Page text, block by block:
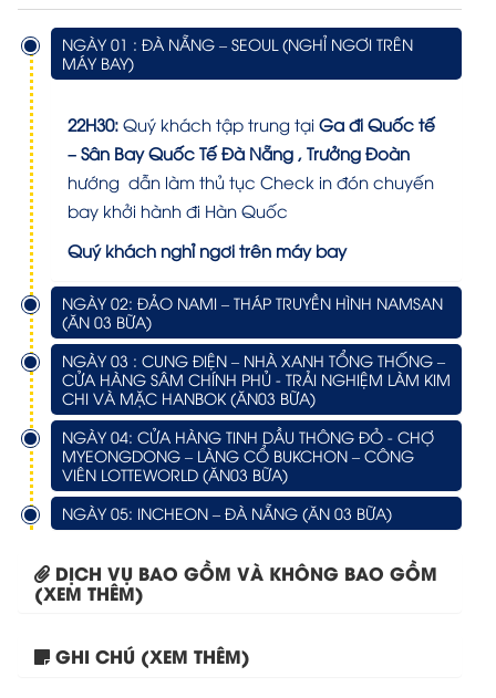
NGÀY 01 : ĐÀ NẴNG – SEOUL (NGHỈ NGƠI TRÊN
MÁY BAY)
22H30: Quý khách tập trung tại Ga đi Quốc tế
– Sân Bay Quốc Tế Đà Nẵng , Trưởng Đoàn
hướng dẫn làm thủ tục Check in đón chuyến
bay khởi hành đi Hàn Quốc
Quý khách nghỉ ngơi trên máy bay
NGÀY 02: ĐẢO NAMI – THÁP TRUYỀN HÌNH NAMSAN
(ĂN 03 BỮA)
NGÀY 03 : CUNG ĐIỆN – NHÀ XANH TỔNG THỐNG –
CỬA HÀNG SÂM CHÍNH PHỦ - TRẢI NGHIỆM LÀM KIM
CHI VÀ MẶC HANBOK (ĂN03 BỮA)
NGÀY 04: CỬA HÀNG TINH DẦU THÔNG ĐỎ - CHỢ
MYEONGDONG – LÀNG CỔ BUKCHON – CÔNG
VIÊN LOTTEWORLD (ĂN03 BỮA)
NGÀY 05: INCHEON – ĐÀ NẴNG (ĂN 03 BỮA)
DỊCH VỤ BAO GỒM VÀ KHÔNG BAO GỒM
(XEM THÊM)
GHI CHÚ (XEM THÊM)
Tour Hà Nội – Busan...